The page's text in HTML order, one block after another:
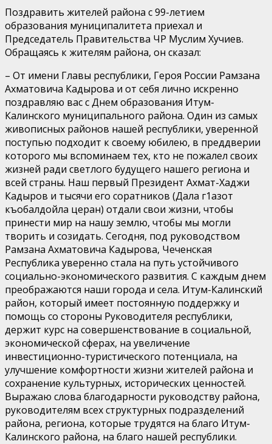
Поздравить жителей района с 99-летием
образования муниципалитета приехал и
Председатель Правительства ЧР Муслим Хучиев.
Обращаясь к жителям района, он сказал:
– От имени Главы республики, Героя России Рамзана
Ахматовича Кадырова и от себя лично искренно
поздравляю вас с Днем образования Итум-
Калинского муниципального района. Один из самых
живописных районов нашей республики, уверенной
поступью подходит к своему юбилею, в преддверии
которого мы вспоминаем тех, кто не пожалел своих
жизней ради светлого будущего нашего региона и
всей страны. Наш первый Президент Ахмат-Хаджи
Кадыров и тысячи его соратников (Дала г1азот
къобалдойла церан) отдали свои жизни, чтобы
принести мир на нашу землю, чтобы мы могли
творить и созидать. Сегодня, под руководством
Рамзана Ахматовича Кадырова, Чеченская
Республика уверенно стала на путь устойчивого
социально-экономического развития. С каждым днем
преображаются наши города и села. Итум-Калинский
район, который имеет постоянную поддержку и
помощь со стороны Руководителя республики,
держит курс на совершенствование в социальной,
экономической сферах, на увеличение
инвестиционно-туристического потенциала, на
улучшение комфортности жизни жителей района и
сохранение культурных, исторических ценностей.
Выражаю слова благодарности руководству района,
руководителям всех структурных подразделений
района, региона, которые трудятся на благо Итум-
Калинского района, на благо нашей республики.